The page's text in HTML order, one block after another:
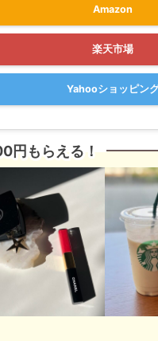
Amazon
楽天市場
Yahooショッピン
円もらえる！